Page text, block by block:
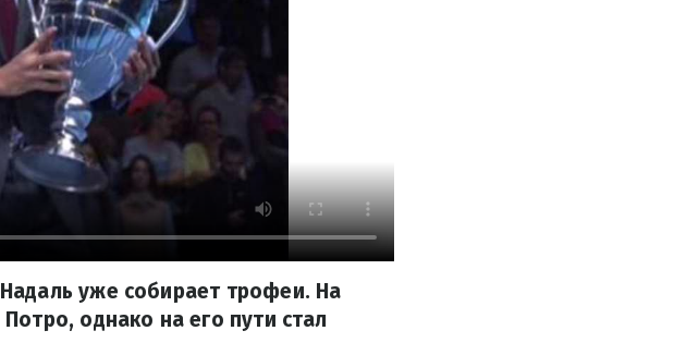
уже собирает трофеи. На
однако на его пути стал